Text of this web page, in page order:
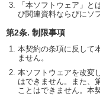
「本ソフトウェア」と
び関連資料ならびにソ
第2条. 制限事項
本契約の条項に反して
ません。
本ソフトウェアを改変
はできません。また、
ことはできません。本